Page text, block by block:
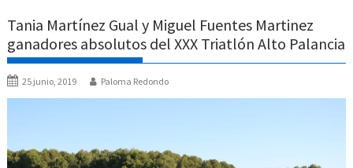
Tania Martínez Gual y Miguel Fuentes Martinez
ganadores absolutos del XXX Triatlón Alto Palancia
25 junio, 2019 Paloma Redondo